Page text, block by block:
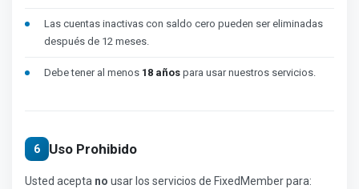
Las cuentas inactivas con saldo cero pueden ser eliminadas
después de 12 meses.
Debe tener al menos 18 años para usar nuestros servicios.
6 Uso Prohibido
Usted acepta no usar los servicios de FixedMember para: